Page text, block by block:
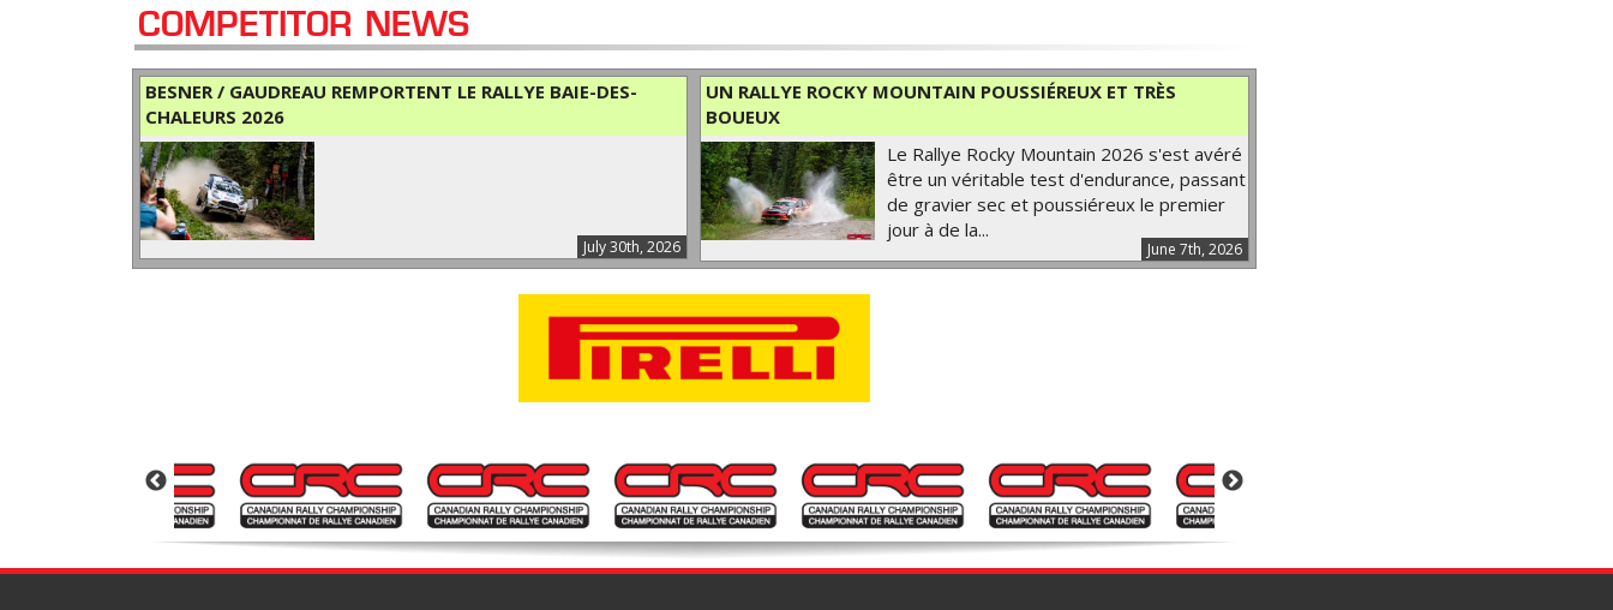
COMPETITOR NEWS
BESNER / GAUDREAU REMPORTENT LE RALLYE BAIE-DES-
CHALEURS 2026
July 30th, 2026
UN RALLYE ROCKY MOUNTAIN POUSSIÉREUX ET TRÈS
BOUEUX
June 7th, 2026
Le Rallye Rocky Mountain 2026 s'est avéré
être un véritable test d'endurance, passant
de gravier sec et poussiéreux le premier
jour à de la...